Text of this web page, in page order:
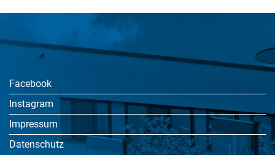
Facebook
Instagram
Impressum
Datenschutz